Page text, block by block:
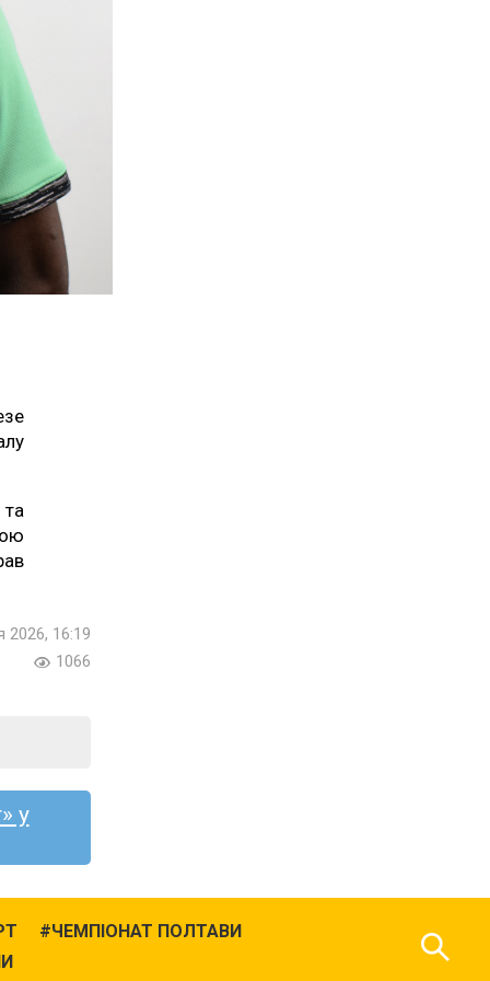
2026, 16:19
1066
у
ЧЕМПІОНАТ ПОЛТАВИ